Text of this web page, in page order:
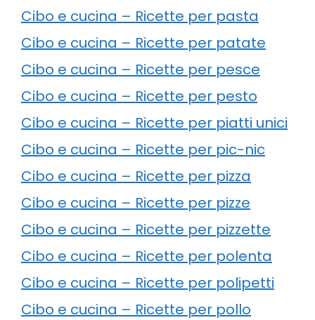
Cibo e cucina – Ricette per pasta
Cibo e cucina – Ricette per patate
Cibo e cucina – Ricette per pesce
Cibo e cucina – Ricette per pesto
Cibo e cucina – Ricette per piatti unici
Cibo e cucina – Ricette per pic-nic
Cibo e cucina – Ricette per pizza
Cibo e cucina – Ricette per pizze
Cibo e cucina – Ricette per pizzette
Cibo e cucina – Ricette per polenta
Cibo e cucina – Ricette per polipetti
Cibo e cucina – Ricette per pollo